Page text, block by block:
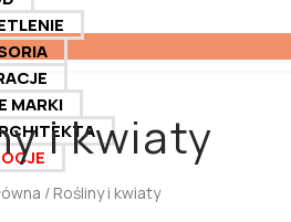
MARKI
i kwiaty
/ Rośliny i kwiaty